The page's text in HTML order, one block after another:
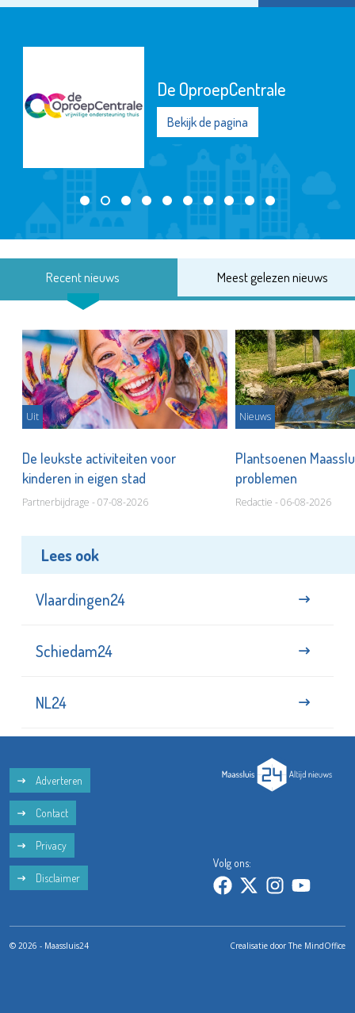
De OproepCentrale
Bekijk de pagina
Recent nieuws Meest gelezen nieuws
Uit
De leukste activiteiten voor
kinderen in eigen stad
Partnerbijdrage - 07-08-2026
Nieuws
Plantsoenen
problemen
Redactie - 06-08-2026
Lees ook
Vlaardingen24
Schiedam24
NL24
Adverteren
Contact
Privacy
Disclaimer
Volg ons:
© 2026 - Maassluis24 Crealisatie doorThe MindOffice